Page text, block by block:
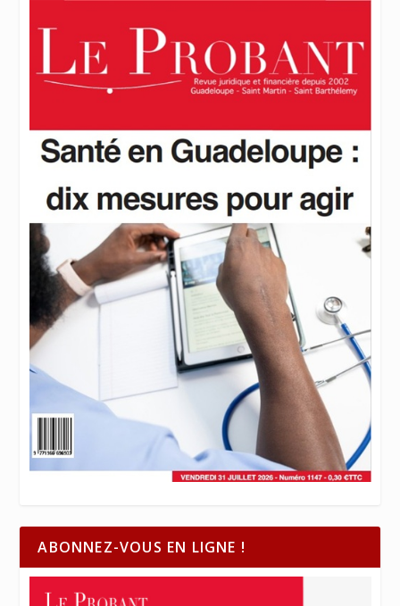
ABONNEZ-VOUS EN LIGNE !